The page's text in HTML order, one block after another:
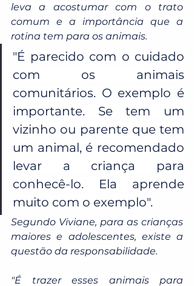
leva a acostumar com o trato
comum e a importância que a
rotina tem para os animais.
"É parecido com o cuidado
com os animais
comunitários. O exemplo é
importante. Se tem um
vizinho ou parente que tem
um animal, é recomendado
levar a criança para
conhecê-lo. Ela aprende
muito com o exemplo".
Segundo Viviane, para as crianças
maiores e adolescentes, existe a
questão da responsabilidade.
"É trazer esses animais para